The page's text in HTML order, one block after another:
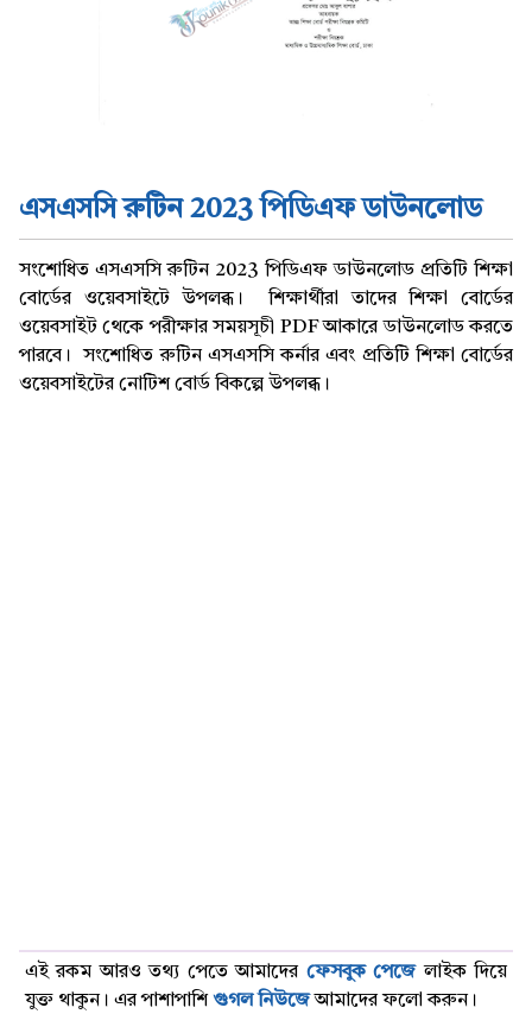
এসএসসি রুটিন 2023 পিডিএফ ডাউনলোড
সংশোধিত এসএসসি রুটিন 2023 পিডিএফ ডাউনলোড প্রতিটি শিক্ষা
বোর্ডের ওয়েবসাইটে উপলব্ধ। শিক্ষার্থীরা তাদের শিক্ষা বোর্ডের
ওয়েবসাইট থেকে পরীক্ষার সময়সূচী PDF আকারে ডাউনলোড করতে
পারবে। সংশোধিত রুটিন এসএসসি কর্নার এবং প্রতিটি শিক্ষা বোর্ডের
ওয়েবসাইটের নোটিশ বোর্ড বিকল্পে উপলব্ধ।
এই রকম আরও তথ্য পেতে আমাদের ফেসবুক পেজেলাইক দিয়ে
যুক্ত থাকুন। এর পাশাপাশিগুগল নিউজেআমাদের ফলো করুন।